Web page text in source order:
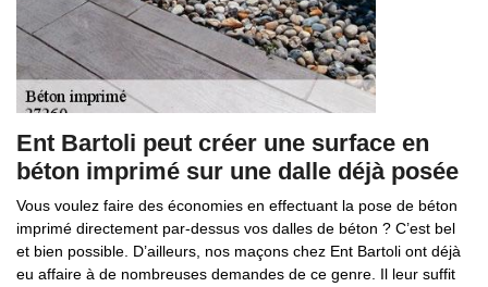
Ent Bartoli peut créer une surface en
béton imprimé sur une dalle déjà posée
Vous voulez faire des économies en effectuant la pose de béton
imprimé directement par-dessus vos dalles de béton ? C’est bel
et bien possible. D’ailleurs, nos maçons chez Ent Bartoli ont déjà
eu affaire à de nombreuses demandes de ce genre. Il leur suffit